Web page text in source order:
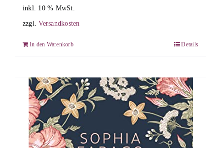
inkl. 10 % MwSt.
zzgl.Versandkosten
In den Warenkorb Details